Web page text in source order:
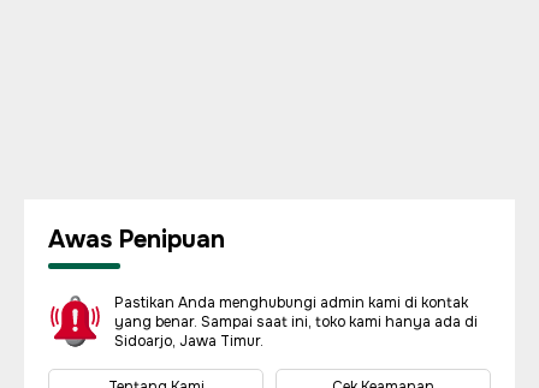
Awas Penipuan
Pastikan Anda menghubungi admin kami di kontak
yang benar. Sampai saat ini, toko kami hanya ada di
Sidoarjo, Jawa Timur.